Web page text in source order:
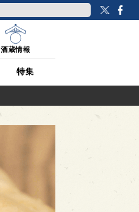
特集
酒蔵情報